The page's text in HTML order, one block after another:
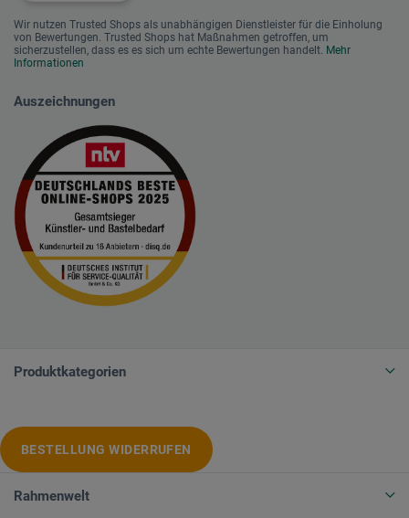
Wir nutzen Trusted Shops als unabhängigen Dienstleister für die Einholung
von Bewertungen. Trusted Shops hat Maßnahmen getroffen, um
sicherzustellen, dass es es sich um echte Bewertungen handelt. Mehr
Informationen
Auszeichnungen
Produktkategorien
BESTELLUNG WIDERRUFEN
Rahmenwelt